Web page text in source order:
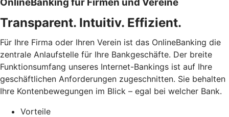
Transparent. Intuitiv. Effizient.
Für Ihre Firma oder Ihren Verein ist das OnlineBanking die
zentrale Anlaufstelle für Ihre Bankgeschäfte. Der breite
Funktionsumfang unseres Internet-Bankings ist auf Ihre
geschäftlichen Anforderungen zugeschnitten. Sie behalten
Ihre Kontenbewegungen im Blick – egal bei welcher Bank.
Vorteile